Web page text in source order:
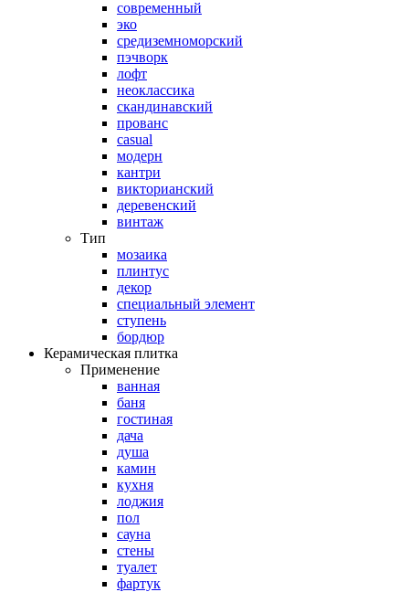
современный
эко
средиземноморский
пэчворк
лофт
неоклассика
скандинавский
прованс
casual
модерн
кантри
викторианский
деревенский
винтаж
Тип
мозаика
плинтус
декор
специальный элемент
ступень
бордюр
Керамическая плитка
Применение
ванная
баня
гостиная
дача
душа
камин
кухня
лоджия
пол
сауна
стены
туалет
фартук